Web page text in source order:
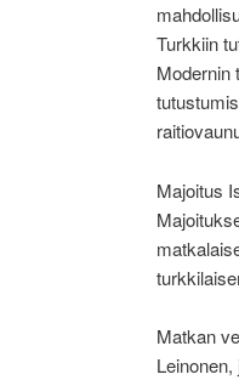
Turkkiin
Modernin
Majoitus
Matkan